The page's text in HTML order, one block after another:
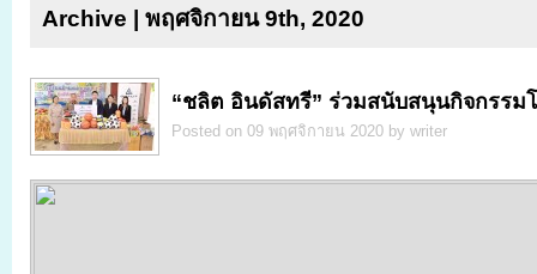
Archive | พฤศจิกายน 9th, 2020
“ชลิต อินดัสทรี” ร่วมสนับสนุนกิจกรรมโ
Posted on 09 พฤศจิกายน 2020 by writer